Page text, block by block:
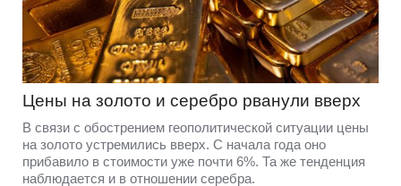
Цены на золото и серебро рванули вверх
В связи с обострением геополитической ситуации цены
на золото устремились вверх. С начала года оно
прибавило в стоимости уже почти 6%. Та же тенденция
наблюдается и в отношении серебра.